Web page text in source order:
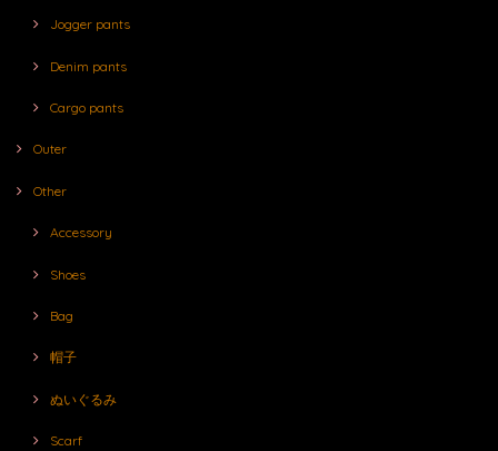
Jogger pants
Denim pants
Cargo pants
Outer
Other
Accessory
Shoes
Bag
帽子
ぬいぐるみ
Scarf